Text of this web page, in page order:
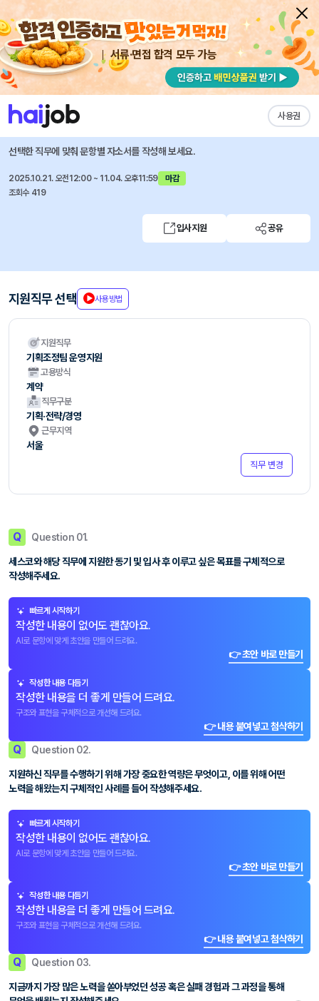
서류·면접 합격 모두 가능
사용권
채용공고 자소서 자유항목 자소서 내 작성목록
세스코 즐겨찾기
기획조정팀 운영지원
선택한 직무에 맞춰 문항별 자소서를 작성해 보세요.
2025.10.21. 오전12:00 ~ 11.04. 오후11:59
마감
조회수 419
입사지원 공유
지원직무 선택 사용방법
지원직무
기획조정팀 운영지원
고용방식
계약
직무구분
기획·전략/경영
근무지역
서울
직무 변경
Q Question 01.
세스코와 해당 직무에 지원한 동기 및 입사 후 이루고 싶은 목표를 구체적으로
작성해주세요.
빠르게 시작하기
작성한 내용이 없어도 괜찮아요.
AI로 문항에 맞게 초안을 만들어 드려요.
👉 초안 바로 만들기
작성한 내용 다듬기
작성한 내용을 더 좋게 만들어 드려요.
구조와 표현을 구체적으로 개선해 드려요.
👉 내용 붙여넣고 첨삭하기
Q Question 02.
지원하신 직무를 수행하기 위해 가장 중요한 역량은 무엇이고, 이를 위해 어떤
노력을 해왔는지 구체적인 사례를 들어 작성해주세요.
빠르게 시작하기
작성한 내용이 없어도 괜찮아요.
AI로 문항에 맞게 초안을 만들어 드려요.
👉 초안 바로 만들기
작성한 내용 다듬기
작성한 내용을 더 좋게 만들어 드려요.
구조와 표현을 구체적으로 개선해 드려요.
👉 내용 붙여넣고 첨삭하기
Q Question 03.
지금까지 가장 많은 노력을 쏟아부었던 성공 혹은 실패 경험과 그 과정을 통해